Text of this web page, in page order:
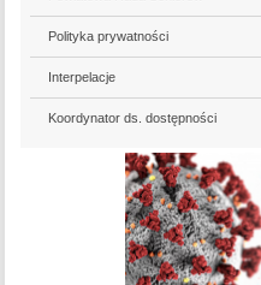
Polityka prywatności
Interpelacje
Koordynator ds. dostępności